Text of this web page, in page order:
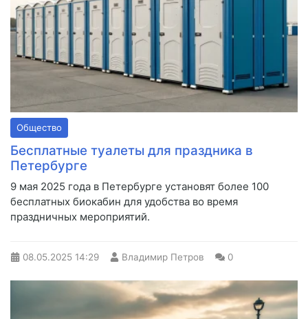
Общество
Бесплатные туалеты для праздника в
Петербурге
9 мая 2025 года в Петербурге установят более 100
бесплатных биокабин для удобства во время
праздничных мероприятий.
08.05.2025 14:29 Владимир Петров 0